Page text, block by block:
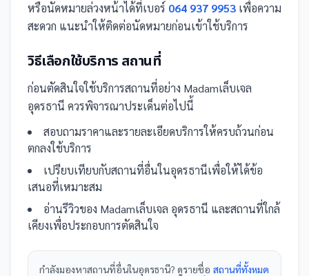
หรือนัดหมายล่วงหน้าได้ที่เบอร์ 064 937 9953 เพื่อความ
สะดวก แนะนำให้ติดต่อนัดหมายก่อนเข้าใช้บริการ
วิธีเลือกใช้บริการ สถานที่
ก่อนตัดสินใจใช้บริการสถานที่อย่าง Madamเล็บเจล
อุดรธานี ควรพิจารณาประเด็นต่อไปนี้
สอบถามราคาและรายละเอียดบริการให้ครบถ้วนก่อน
ตกลงใช้บริการ
เปรียบเทียบกับสถานที่อื่นในอุดรธานีเพื่อให้ได้ข้อ
เสนอที่เหมาะสม
อ่านรีวิวของ Madamเล็บเจล อุดรธานี และสถานที่ใกล้
เคียงเพื่อประกอบการตัดสินใจ
กำลังมองหาสถานที่อื่นในอุดรธานี? ดูรายชื่อ สถานที่ทั้งหมด